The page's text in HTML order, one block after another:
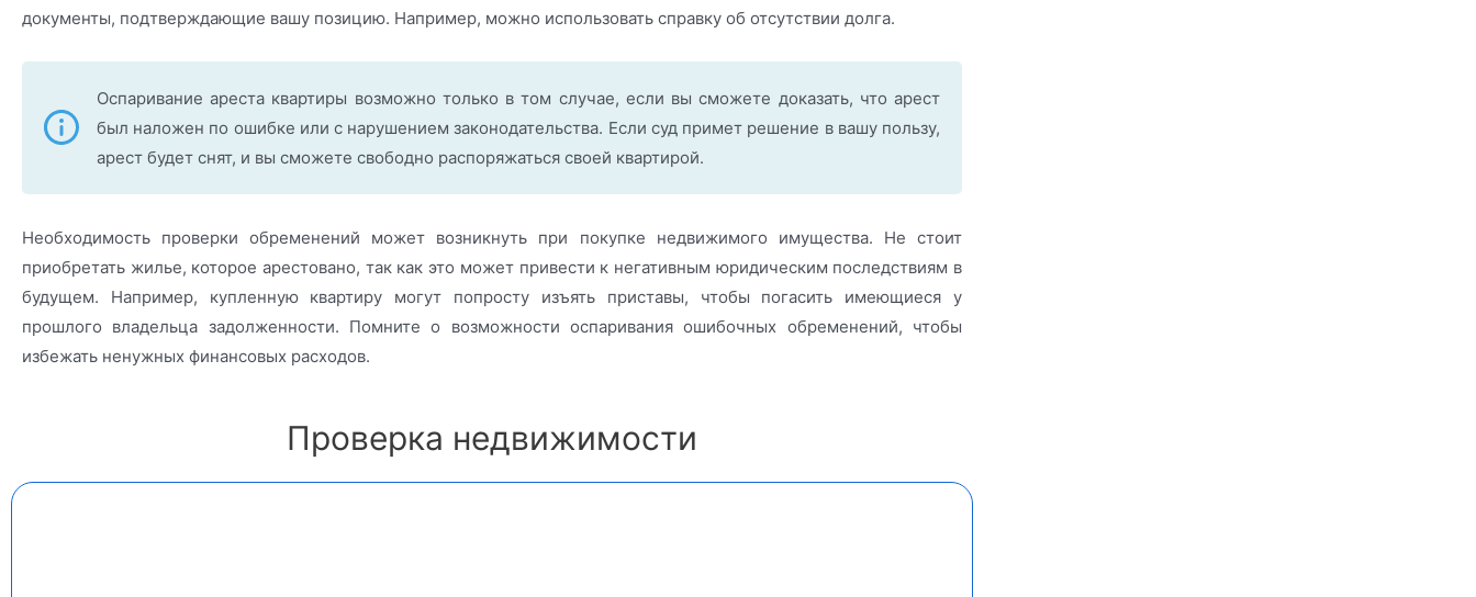
документы, подтверждающие вашу позицию. Например, можно использовать справку об отсутствии долга.
Оспаривание ареста квартиры возможно только в том случае, если вы сможете доказать, что арест
был наложен по ошибке или с нарушением законодательства. Если суд примет решение в вашу пользу,
арест будет снят, и вы сможете свободно распоряжаться своей квартирой.
Необходимость проверки обременений может возникнуть при покупке недвижимого имущества. Не стоит
приобретать жилье, которое арестовано, так как это может привести к негативным юридическим последствиям в
будущем. Например, купленную квартиру могут попросту изъять приставы, чтобы погасить имеющиеся у
прошлого владельца задолженности. Помните о возможности оспаривания ошибочных обременений, чтобы
избежать ненужных финансовых расходов.
Проверка недвижимости